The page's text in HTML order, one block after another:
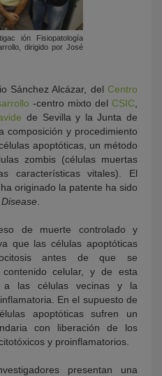
ión Fisiopatología
dirigido por José
Sánchez Alcázar, del Centro
-centro mixto del CSIC
de Sevilla y la Junta de
composición y procedimiento
apoptóticas, un método
zombis (células muertas
características vitales). El
originado la patente ha sido
de muerte controlado y
que las células apoptóticas
antes de que se
celular, y de esta
a las células vecinas y la
En el supuesto de
apoptóticas sufren un
con liberación de los
y proinflamatorios.
presentan una